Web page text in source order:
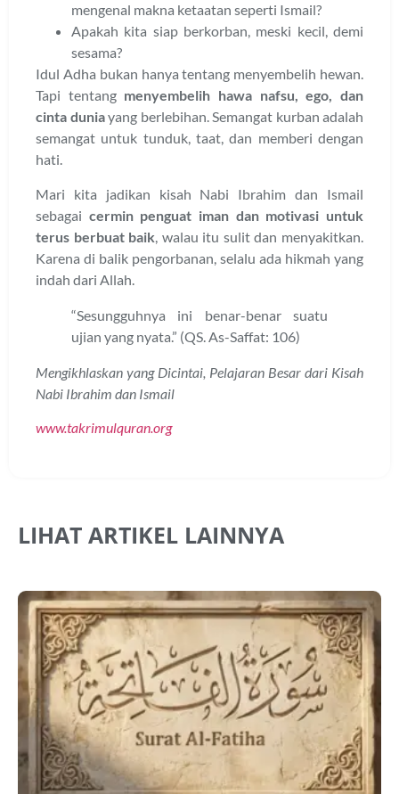
mengenal makna ketaatan seperti Ismail?
Apakah kita siap berkorban, meski kecil, demi
sesama?
Idul Adha bukan hanya tentang menyembelih hewan.
Tapi tentang menyembelih hawa nafsu, ego, dan
cinta duniayang berlebihan. Semangat kurban adalah
semangat untuk tunduk, taat, dan memberi dengan
hati.
Mari kita jadikan kisah Nabi Ibrahim dan Ismail
sebagai cermin penguat iman dan motivasi untuk
terus berbuat baik , walau itu sulit dan menyakitkan.
Karena di balik pengorbanan, selalu ada hikmah yang
indah dari Allah.
“Sesungguhnya ini benar-benar suatu
ujian yang nyata.” (QS. As-Saffat: 106)
Mengikhlaskan yang Dicintai, Pelajaran Besar dari Kisah
Nabi Ibrahim dan Ismail
www.takrimulquran.org
LIHAT ARTIKEL LAINNYA